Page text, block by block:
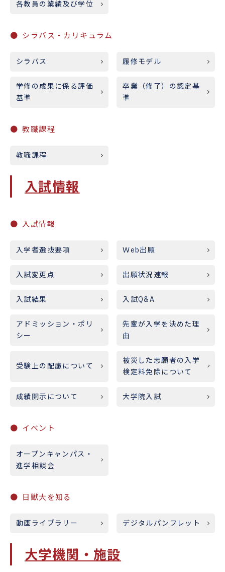
各教員の業績及び学位
シラバス・カリキュラム
シラバス 履修モデル
学修の成果に係る評価
基準
卒業（修了）の認定基
準
教職課程
教職課程
入試情報
入試情報
入学者選抜要項 Ｗeb出願
入試変更点 出願状況速報
入試結果 入試Q&A
アドミッション・ポリ
シー
先輩が入学を決めた理
由
受験上の配慮について
被災した志願者の入学
検定料免除について
成績開示について 大学院入試
イベント
オープンキャンパス・
進学相談会
日獣大を知る
動画ライブラリー デジタルパンフレット
大学機関・施設